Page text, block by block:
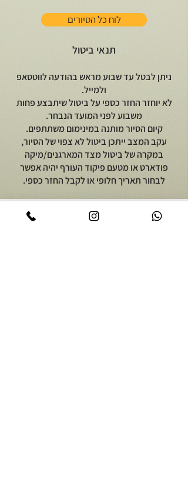
לוח כל הסיורים
תנאי ביטול
ניתן לבטל עד שבוע מראש בהודעה לווטסאפ
ולמייל.
לא יוחזר החזר כספי על ביטול שיתבצע פחות
משבוע לפני המועד הנבחר.
קיום הסיור מותנה במינימום משתתפים.
עקב המצב ייתכן ביטול לא צפוי של הסיור,
במקרה של ביטול מצד המארגנים/מיקה
פודארט או מטעם פיקוד העורף יהיה אפשר
לבחור תאריך חלופי או לקבל החזר כספי.